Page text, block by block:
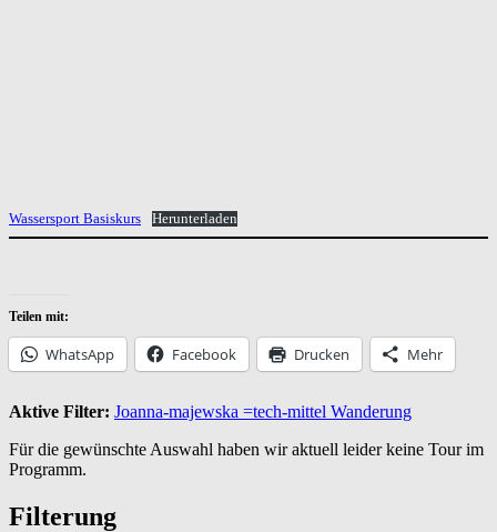
Wassersport Basiskurs Herunterladen
Teilen mit:
WhatsApp Facebook Drucken Mehr
Aktive Filter: Joanna-majewska =tech-mittel Wanderung
Für die gewünschte Auswahl haben wir aktuell leider keine Tour im
Programm.
Filterung